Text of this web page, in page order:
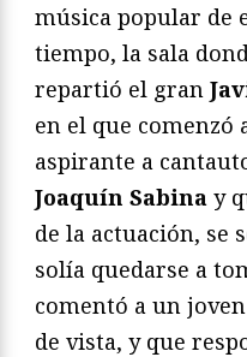
música popular de
tiempo, la sala
repartió el gran
en el que comenzó
aspirante a
Joaquín Sabina y
de la actuación, se
solía quedarse a
comentó a un
de vista, y que